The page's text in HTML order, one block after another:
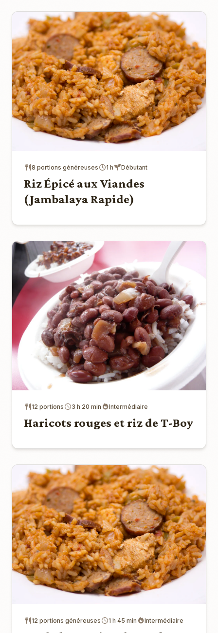
8 portions généreuses 1 h Débutant
Riz Épicé aux Viandes
(Jambalaya Rapide)
12 portions 3 h 20 min Intermédiaire
Haricots rouges et riz de T-Boy
12 portions généreuses 1 h 45 min Intermédiaire